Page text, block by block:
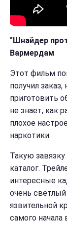
"Шнайдер
Вармердам
Этот фильм
получил
приготовить
не знает, как
плохое
наркотики.
Такую
каталог.
интересные
очень
язвительной
самого начала